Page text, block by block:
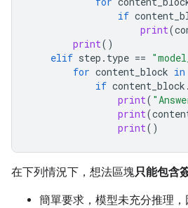
if
print(
print()
elif step . type ==
for content_block in
if content_block .
print(
print(
print()
在下列情況下，想法區塊只能包含
簡單要求，模型未充分推理